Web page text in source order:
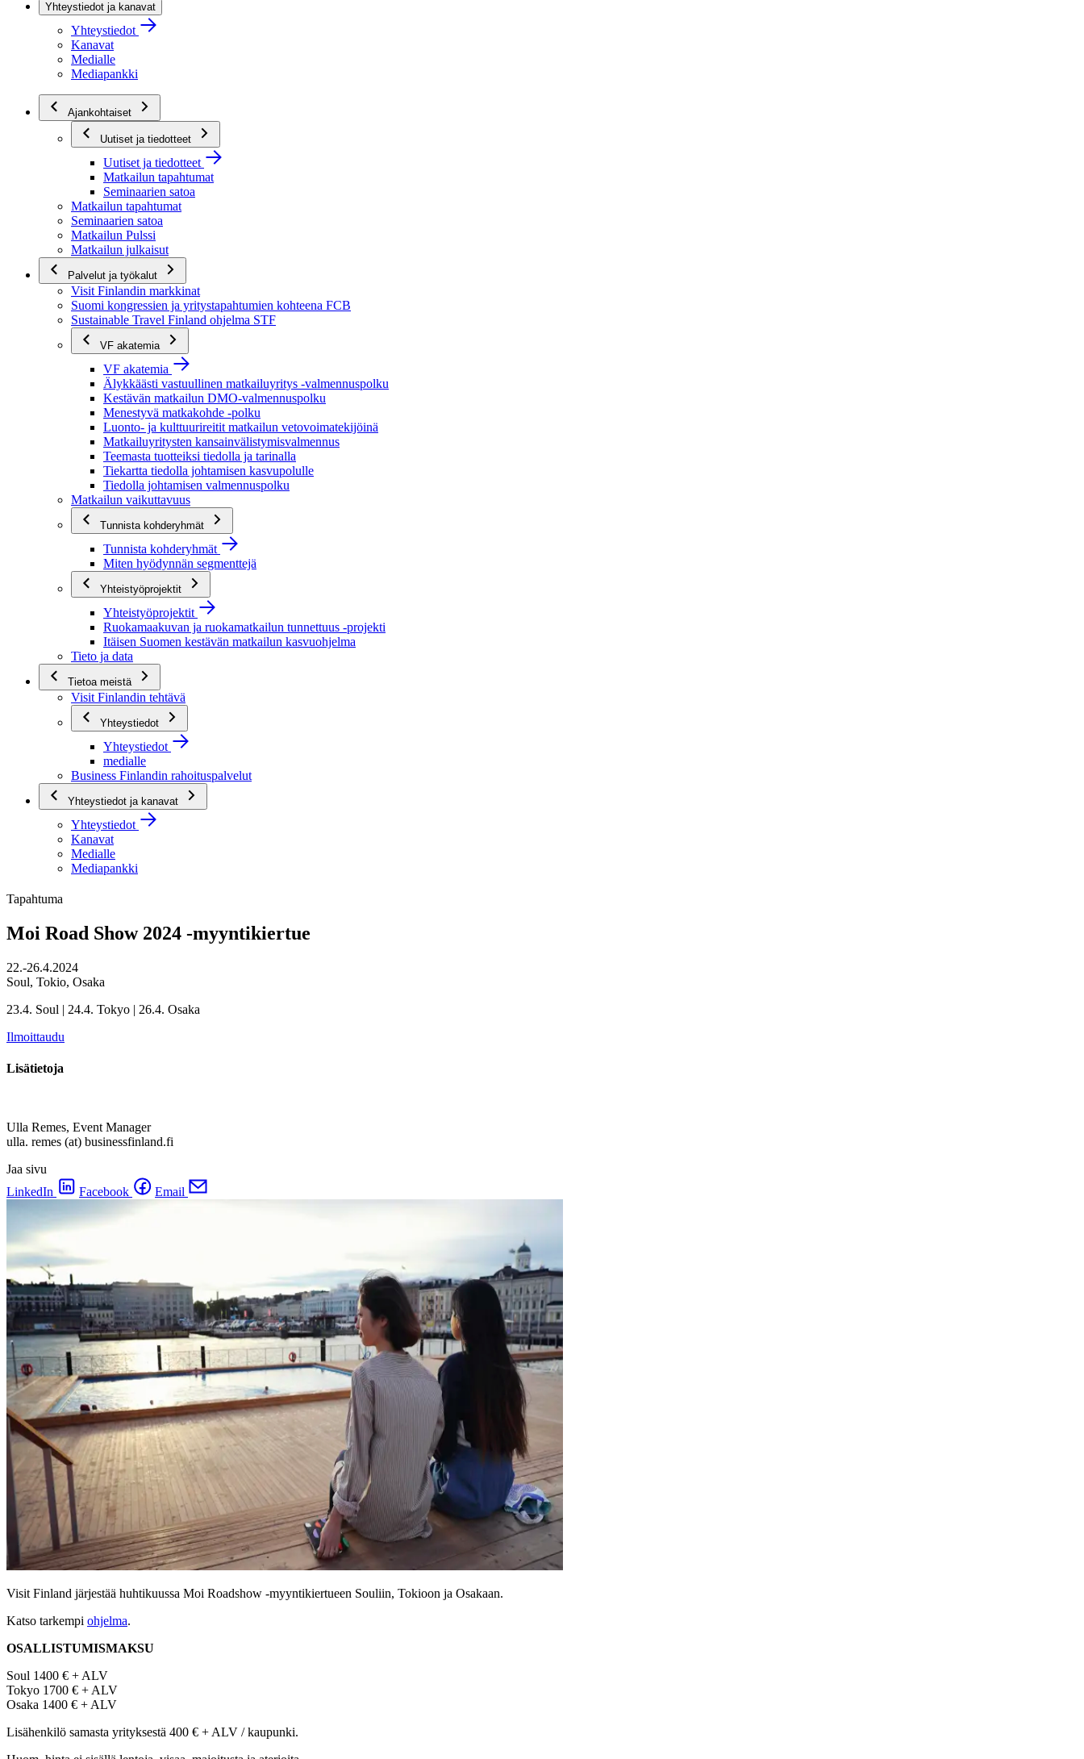
Yhteystiedot ja kanavat
Yhteystiedot
Kanavat
Medialle
Mediapankki
Ajankohtaiset
Uutiset ja tiedotteet
Uutiset ja tiedotteet
Matkailun tapahtumat
Seminaarien satoa
Matkailun tapahtumat
Seminaarien satoa
Matkailun Pulssi
Matkailun julkaisut
Palvelut ja työkalut
Visit Finlandin markkinat
Suomi kongressien ja yritystapahtumien kohteena FCB
Sustainable Travel Finland ohjelma STF
VF akatemia
VF akatemia
Älykkäästi vastuullinen matkailuyritys -valmennuspolku
Kestävän matkailun DMO-valmennuspolku
Menestyvä matkakohde -polku
Luonto- ja kulttuurireitit matkailun vetovoimatekijöinä
Matkailuyritysten kansainvälistymisvalmennus
Teemasta tuotteiksi tiedolla ja tarinalla
Tiekartta tiedolla johtamisen kasvupolulle
Tiedolla johtamisen valmennuspolku
Matkailun vaikuttavuus
Tunnista kohderyhmät
Tunnista kohderyhmät
Miten hyödynnän segmenttejä
Yhteistyöprojektit
Yhteistyöprojektit
Ruokamaakuvan ja ruokamatkailun tunnettuus -projekti
Itäisen Suomen kestävän matkailun kasvuohjelma
Tieto ja data
Tietoa meistä
Visit Finlandin tehtävä
Yhteystiedot
Yhteystiedot
medialle
Business Finlandin rahoituspalvelut
Yhteystiedot ja kanavat
Yhteystiedot
Kanavat
Medialle
Mediapankki
Tapahtuma
Moi Road Show 2024 -myyntikiertue
22.-26.4.2024
Soul, Tokio, Osaka
23.4. Soul | 24.4. Tokyo | 26.4. Osaka
Ilmoittaudu
Lisätietoja
Ulla Remes, Event Manager
ulla. remes (at) businessfinland.fi
Jaa sivu
LinkedIn
Facebook Email
Visit Finland järjestää huhtikuussa Moi Roadshow -myyntikiertueen Souliin, Tokioon ja Osakaan.
Katso tarkempi ohjelma.
OSALLISTUMISMAKSU
Soul 1400 € + ALV
Tokyo 1700 € + ALV
Osaka 1400 € + ALV
Lisähenkilö samasta yrityksestä 400 € + ALV / kaupunki.